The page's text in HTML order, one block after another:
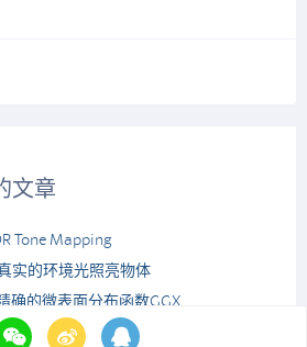
文章
Tone Mapping
实的环境光照亮物体
的微表面分布函数GGX
管线的材质